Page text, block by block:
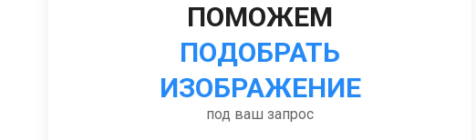
ПОМОЖЕМ
ПОДОБРАТЬ
ИЗОБРАЖЕНИЕ
под ваш запрос